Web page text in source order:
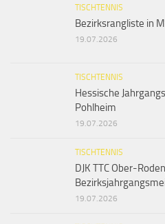
TISCHTENNIS
Bezirksrangliste in
19.07.2026
TISCHTENNIS
Hessische
Pohlheim
19.07.2026
TISCHTENNIS
DJK TTC Ober-
19.07.2026